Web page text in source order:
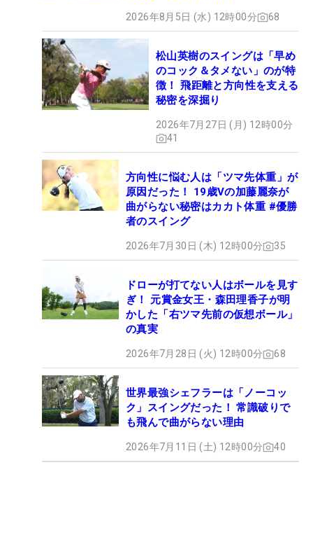
2026年8月5日 (水) 12時00分 68
松山英樹のスイングは「早め
のコック＆タメない」のが特
徴！ 飛距離と方向性を支える
秘密を深掘り
2026年7月27日 (月) 12時00分
41
方向性に悩む人は「ツマ先体重」が
原因だった！ 19歳Vの加藤麗奈が
曲がらない秘密はカカト体重 #優勝
者のスイング
2026年7月30日 (木) 12時00分 35
ドローが打てない人はボールを見す
ぎ！ 元賞金女王・森田理香子が明
かした「右ツマ先前の仮想ボール」
の真実
2026年7月28日 (火) 12時00分 68
世界最強シェフラーは「ノーコッ
ク」スイングだった！ 常識破りで
も飛んで曲がらない理由
2026年7月11日 (土) 12時00分 40